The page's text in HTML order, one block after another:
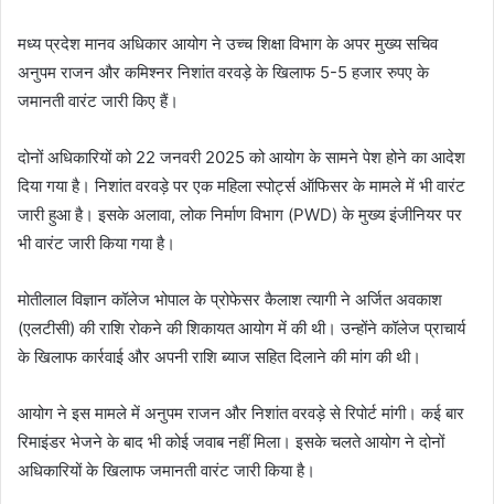
मध्य प्रदेश मानव अधिकार आयोग ने उच्च शिक्षा विभाग के अपर मुख्य सचिव
अनुपम राजन और कमिश्नर निशांत वरवड़े के खिलाफ 5-5 हजार रुपए के
जमानती वारंट जारी किए हैं।
दोनों अधिकारियों को 22 जनवरी 2025 को आयोग के सामने पेश होने का आदेश
दिया गया है। निशांत वरवड़े पर एक महिला स्पोर्ट्स ऑफिसर के मामले में भी वारंट
जारी हुआ है। इसके अलावा, लोक निर्माण विभाग (PWD) के मुख्य इंजीनियर पर
भी वारंट जारी किया गया है।
मोतीलाल विज्ञान कॉलेज भोपाल के प्रोफेसर कैलाश त्यागी ने अर्जित अवकाश
(एलटीसी) की राशि रोकने की शिकायत आयोग में की थी। उन्होंने कॉलेज प्राचार्य
के खिलाफ कार्रवाई और अपनी राशि ब्याज सहित दिलाने की मांग की थी।
आयोग ने इस मामले में अनुपम राजन और निशांत वरवड़े से रिपोर्ट मांगी। कई बार
रिमाइंडर भेजने के बाद भी कोई जवाब नहीं मिला। इसके चलते आयोग ने दोनों
अधिकारियों के खिलाफ जमानती वारंट जारी किया है।